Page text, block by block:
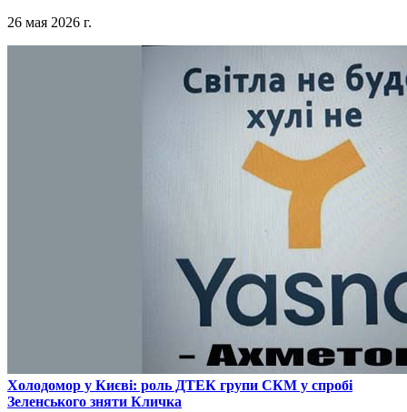
26 мая 2026 г.
​Холодомор у Києві: роль ДТЕК групи СКМ у спробі
Зеленського зняти Кличка